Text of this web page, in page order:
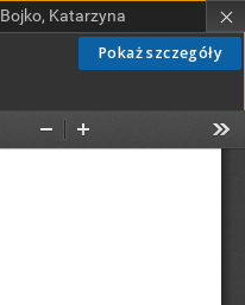
Pokaż szczegóły
Bojko, Katarzyna